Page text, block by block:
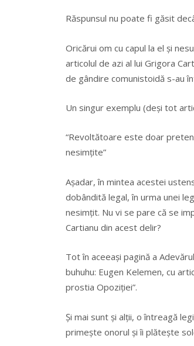
Răspunsul nu poate fi găsit
Oricărui om cu capul la el și
articolul de azi al lui Grigora
de gândire comunistoidă s-au
Un singur exemplu (deși tot
“Revoltătoare este doar
nesimțite”
Așadar, în mintea acestei
dobândită legal, în urma unei
nesimțit. Nu vi se pare că se
Cartianu din acest delir?
Tot în aceeași pagină a
buhuhu: Eugen Kelemen, cu
prostia Opoziției”.
Și mai sunt și alții, o întreagă
primește onorul și îi plătește